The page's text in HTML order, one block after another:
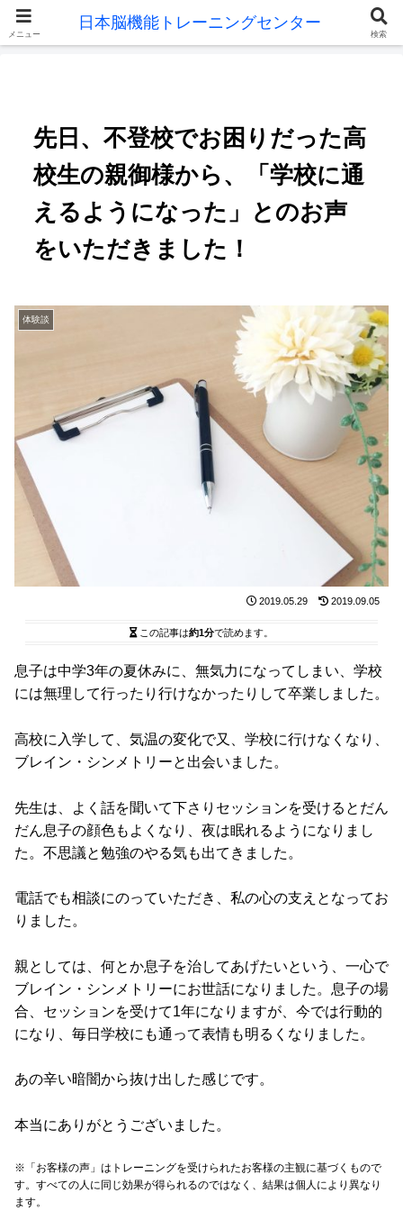
先日、不登校でお困りだった高
校生の親御様から、「学校に通
えるようになった」とのお声
をいただきました！
体験談
2019.05.29 2019.09.05
この記事は約1分で読めます。
息子は中学3年の夏休みに、無気力になってしまい、学校
には無理して行ったり行けなかったりして卒業しました。
高校に入学して、気温の変化で又、学校に行けなくなり、
ブレイン・シンメトリーと出会いました。
先生は、よく話を聞いて下さりセッションを受けるとだん
だん息子の顔色もよくなり、夜は眠れるようになりまし
た。不思議と勉強のやる気も出てきました。
電話でも相談にのっていただき、私の心の支えとなってお
りました。
親としては、何とか息子を治してあげたいという、一心で
ブレイン・シンメトリーにお世話になりました。息子の場
合、セッションを受けて1年になりますが、今では行動的
になり、毎日学校にも通って表情も明るくなりました。
あの辛い暗闇から抜け出した感じです。
本当にありがとうございました。
※「お客様の声」はトレーニングを受けられたお客様の主観に基づくもので
す。すべての人に同じ効果が得られるのではなく、結果は個人により異なり
ます。
メニュー 検索